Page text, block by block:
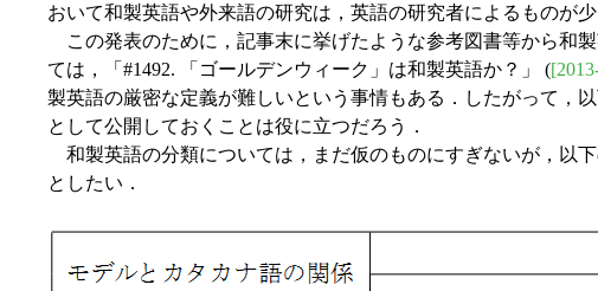
おいて和製英語や外来語の研究は，英語の研究者によるものが
この発表のために，記事末に挙げたような参考図書等から和
ては，「#1492. 「ゴールデンウィーク」は和製英語か？」 (
製英語の厳密な定義が難しいという事情もある．したがって，
として公開しておくことは役に立つだろう．
和製英語の分類については，まだ仮のものにすぎないが，以
としたい．